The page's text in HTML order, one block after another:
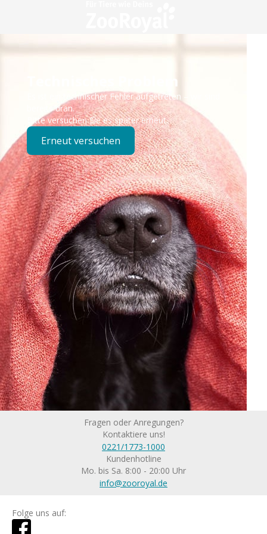
Technisches Problem
Es ist ein technischer Fehler aufgetreten – wir sind
bereits dran.
Bitte versuchen Sie es später erneut.
Erneut versuchen
Fragen oder Anregungen?
Kontaktiere uns!
0221/1773-1000
Kundenhotline
Mo. bis Sa. 8:00 - 20:00 Uhr
info@zooroyal.de
Folge uns auf: